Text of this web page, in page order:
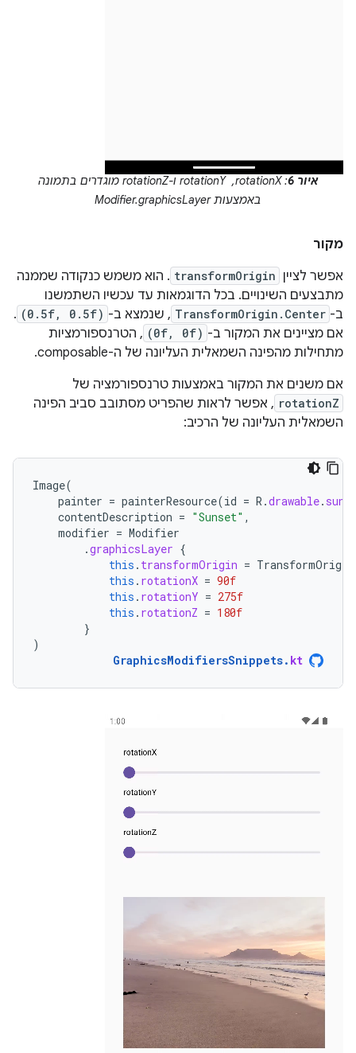
איור 6
: rotationX, ‏ rotationY ו-rotationZ מוגדרים בתמונה
באמצעות Modifier.graphicsLayer
מקור
אפשר לציין transformOrigin . הוא משמש כנקודה שממנה
מתבצעים השינויים. בכל הדוגמאות עד עכשיו השתמשנו
ב- TransformOrigin.Center , שנמצא ב- (0.5f, 0.5f)
.
אם מציינים את המקור ב- (0f, 0f) , הטרנספורמציות
מתחילות מהפינה השמאלית העליונה של ה-composable.
אם משנים את המקור באמצעות טרנספורמציה של
rotationZ , אפשר לראות שהפריט מסתובב סביב הפינה
השמאלית העליונה של הרכיב:
Image(
painter = painterResource(id = R .drawable.
contentDescription = "Sunset" ,
modifier = Modifier
.graphicsLayer {
this . transformOrigin = TransformOrigin
this . rotationX = 90f
this . rotationY = 275f
this . rotationZ = 180f
}
)
GraphicsModifiersSnippets. kt